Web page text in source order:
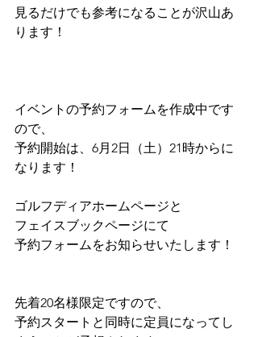
見るだけでも参考になることが沢山あ
ります！
イベントの予約フォームを作成中です
ので、
予約開始は、6月2日（土）21時からに
なります！
ゴルフディアホームページと
フェイスブックページにて
予約フォームをお知らせいたします！
先着20名様限定ですので、
予約スタートと同時に定員になってし